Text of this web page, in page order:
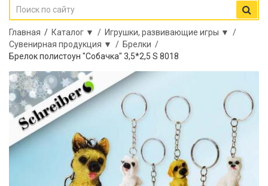
Главная / Каталог ▼ / Игрушки, развивающие игры ▼ /
Сувенирная продукция ▼ / Брелки /
Брелок полистоун "Собачка" 3,5*2,5 S 8018